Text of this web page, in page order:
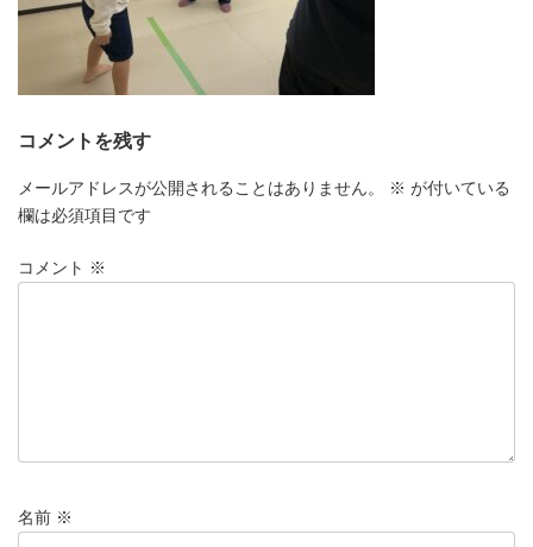
コメントを残す
メールアドレスが公開されることはありません。 ※ が付いている
欄は必須項目です
コメント ※
名前 ※